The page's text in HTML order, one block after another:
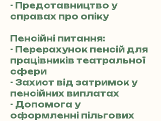
- Представництво у
справах про опіку
Пенсійні питання:
- Перерахунок пенсій для
працівників театральної
сфери
- Захист від затримок у
пенсійних виплатах
- Допомога у
оформленні пільгових